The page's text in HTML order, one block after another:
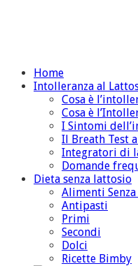
Home
Intolleranza al
Cosa è
Cosa è
I Sintomi
Il Breath Test
Integratori di
Domande
Dieta senza lattosio
Alimenti
Antipasti
Primi
Secondi
Dolci
Ricette Bimby